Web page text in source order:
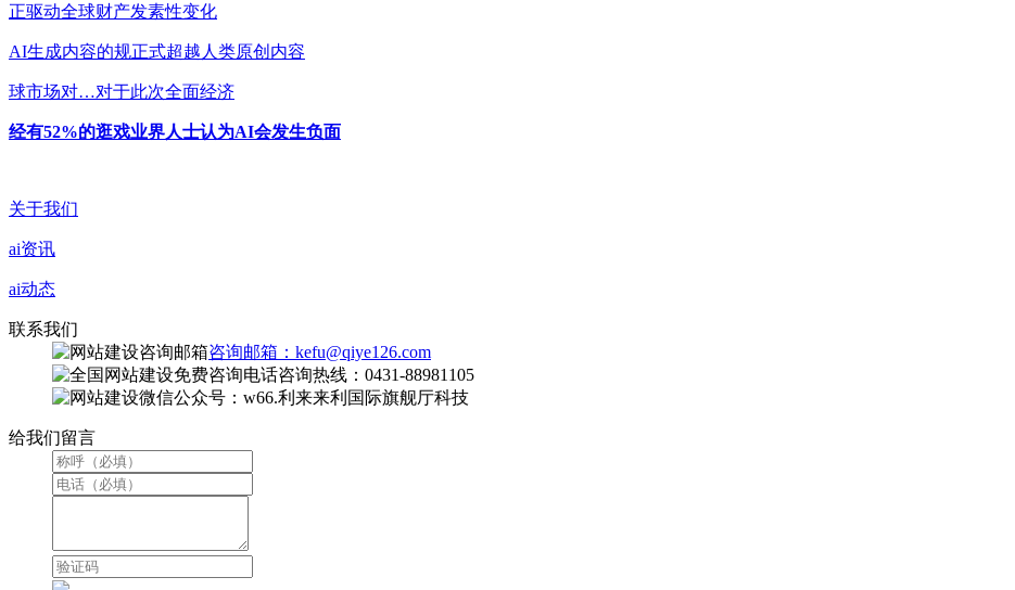
正驱动全球财产发素性变化
AI生成内容的规正式超越人类原创内容
球市场对…对于此次全面经济
经有52%的逛戏业界人士认为AI会发生负面
关于我们
ai资讯
ai动态
联系我们
咨询邮箱：kefu@qiye126.com
咨询热线：0431-88981105
微信公众号：w66.利来来利国际旗舰厅科技
给我们留言